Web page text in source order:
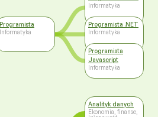
Programista
Informatyka
Informatyka
Programista .NET
Informatyka
Programista
Javascript
Informatyka
Analityk danych
Ekonomia, finanse,